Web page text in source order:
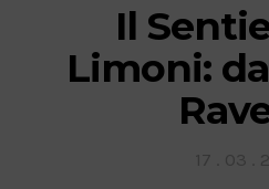
Il
Limoni: